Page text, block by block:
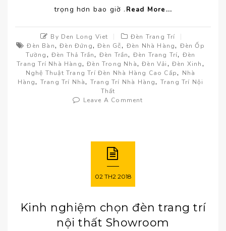
trọng hơn bao giờ . Read More...
By Den Long Viet
Đèn Trang Trí
Đèn Bàn,Đèn Đứng,Đèn Gỗ , Đèn Nhà Hàng, Đèn Ốp
Tường , Đèn Thả Trần, Đèn Trần, Đèn Trang Trí, Đèn
Trang Trí Nhà Hàng,Đèn Trong Nhà,Đèn Vải ,Đèn Xinh ,
Nghệ Thuật Trang Trí Đèn Nhà Hàng Cao Cấp, Nhà
Hàng, Trang Trí Nhà, Trang Trí Nhà Hàng, Trang Trí Nội
Thất
Leave A Comment
02 TH2 2018
Kinh nghiệm chọn đèn trang trí
nội thất Showroom